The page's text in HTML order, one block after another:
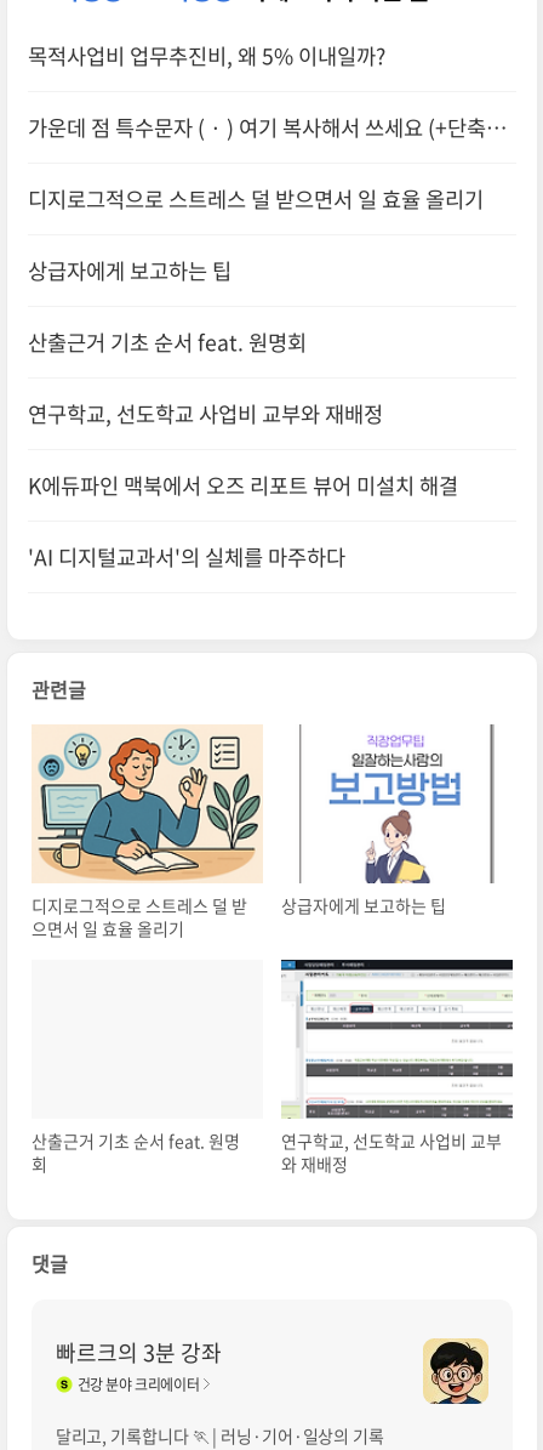
목적사업비 업무추진비, 왜 5% 이내일까?
가운데 점 특수문자 ( · ) 여기 복사해서 쓰세요 (+단축키)
디지로그적으로 스트레스 덜 받으면서 일 효율 올리기
상급자에게 보고하는 팁
산출근거 기초 순서 feat. 원명회
연구학교, 선도학교 사업비 교부와 재배정
K에듀파인 맥북에서 오즈 리포트 뷰어 미설치 해결
'AI 디지털교과서'의 실체를 마주하다
관련글
디지로그적으로 스트레스 덜 받
으면서 일 효율 올리기
상급자에게 보고하는 팁
산출근거 기초 순서 feat. 원명
회
연구학교, 선도학교 사업비 교부
와 재배정
댓글
빠르크의 3분 강좌
건강분야 크리에이터
달리고, 기록합니다 🏃 | 러닝·기어·일상의 기록